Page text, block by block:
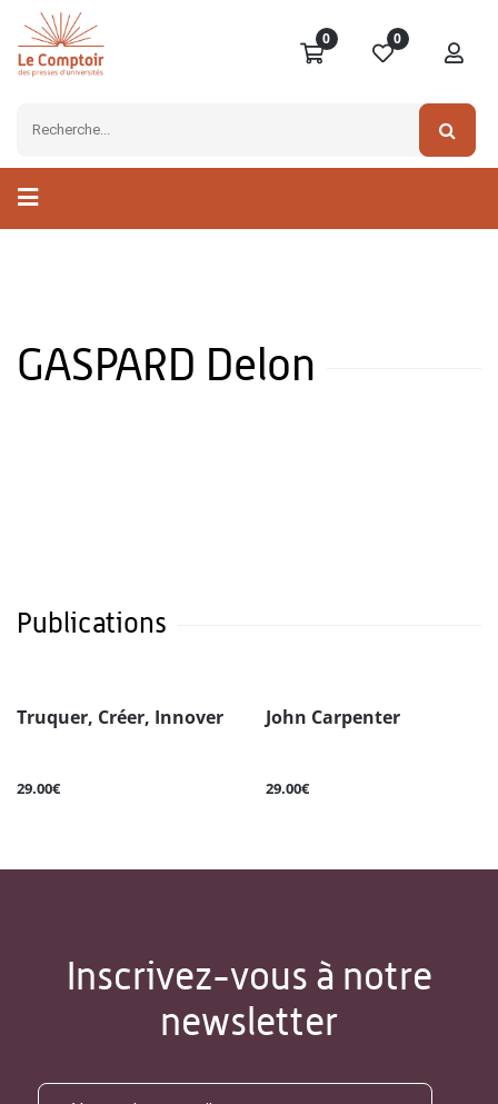
0 0
GASPARD Delon
Publications
Truquer, Créer, Innover
29.00€
John Carpenter
29.00€
Inscrivez-vous à notre
newsletter